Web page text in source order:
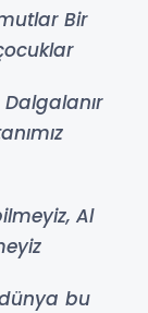
Bir
Dalgalanır
Al
bu